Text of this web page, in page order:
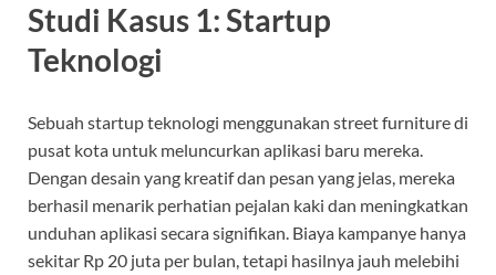
Studi Kasus 1: Startup
Teknologi
Sebuah startup teknologi menggunakan street furniture di
pusat kota untuk meluncurkan aplikasi baru mereka.
Dengan desain yang kreatif dan pesan yang jelas, mereka
berhasil menarik perhatian pejalan kaki dan meningkatkan
unduhan aplikasi secara signifikan. Biaya kampanye hanya
sekitar Rp 20 juta per bulan, tetapi hasilnya jauh melebihi